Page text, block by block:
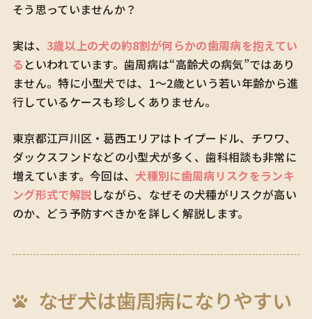
そう思っていませんか？
実は、 3歳以上の犬の約8割が何らかの歯周病を抱えてい
る といわれています。歯周病は“高齢犬の病気”ではあり
ません。特に小型犬では、1〜2歳という若い年齢から進
行しているケースも珍しくありません。
東京都江戸川区・葛西エリアはトイプードル、チワワ、
ダックスフンドなどの小型犬が多く、歯科相談も非常に
増えています。今回は、犬種別に歯周病リスクをランキ
ング形式で解説 しながら、なぜその犬種がリスクが高い
のか、どう予防すべきかを詳しく解説します。
なぜ犬は歯周病になりやすい